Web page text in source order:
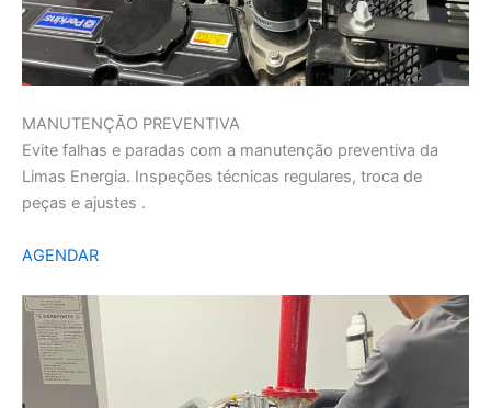
MANUTENÇÃO PREVENTIVA
Evite falhas e paradas com a manutenção preventiva da
Limas Energia. Inspeções técnicas regulares, troca de
peças e ajustes .
AGENDAR